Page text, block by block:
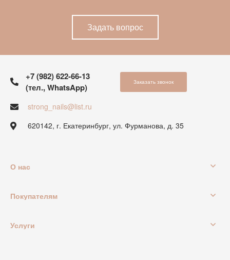
Задать вопрос
+7 (982) 622-66-13
(тел., WhatsApp)
Заказать звонок
strong_nails@list.ru
620142, г. Екатеринбург, ул. Фурманова, д. 35
О нас
Покупателям
Услуги